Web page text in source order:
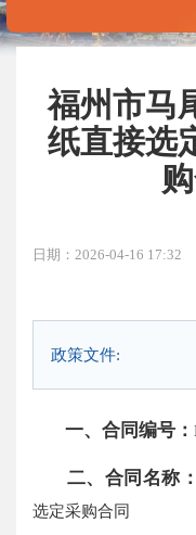
福州市马
纸直接选
日期：2026-04-16 17:32
政策文件:
一、合同编号：
二、合同名称：
选定采购合同